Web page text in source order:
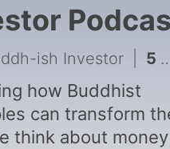
ish Investor 5 - Episode 5: Good Person, Bad Portfolio
how Buddhist
can transform
think about